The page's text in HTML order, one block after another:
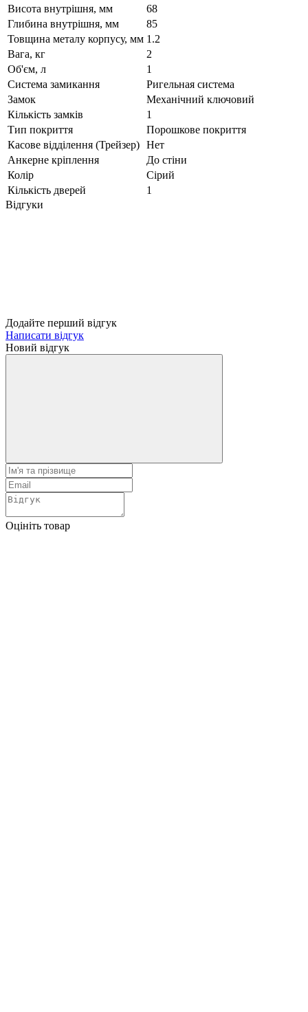
Висота внутрішня, мм
68
Глибина внутрішня, мм
85
Товщина металу корпусу, мм 1.2
Вага, кг
2
Об'єм, л
1
Система замикання
Ригельная система
Замок
Механічний ключовий
Кількість замків
1
Тип покриття
Порошкове покриття
Касове відділення (Трейзер) Нет
Анкерне кріплення
До стіни
Колір
Сірий
Кількість дверей
1
Відгуки
Додайте перший відгук
Написати відгук
Новий відгук
Оцініть товар